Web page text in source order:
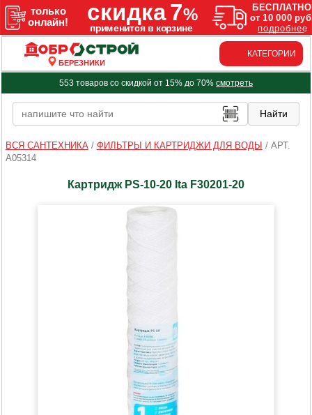
БЕРЕЗНИКИ
КАТЕГОРИИ
553 товаров со скидкой от 15% до 70% смотреть
ВСЯ САНТЕХНИКА/ ФИЛЬТРЫ И КАРТРИДЖИ ДЛЯ ВОДЫ / АРТ.
A05314
Картридж PS-10-20 Ita F30201-20